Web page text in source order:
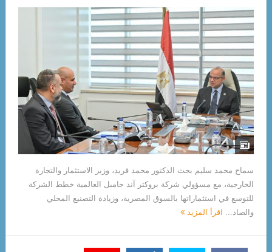
سماح محمد سليم بحث الدكتور محمد فريد، وزير الاستثمار والتجارة
الخارجية، مع مسؤولي شركة بروكتر آند جامبل العالمية خطط الشركة
للتوسع في استثماراتها بالسوق المصرية، وزيادة التصنيع المحلي
والصاد...
اقرأ المزيد